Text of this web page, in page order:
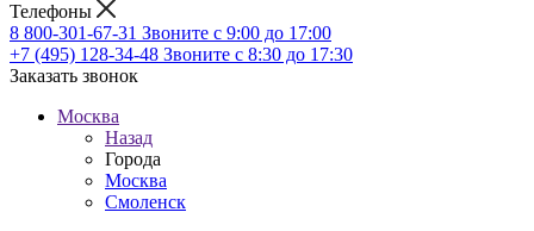
Телефоны
8 800-301-67-31 Звоните с 9:00 до 17:00
+7 (495) 128-34-48 Звоните с 8:30 до 17:30
Заказать звонок
Москва
Назад
Города
Москва
Смоленск